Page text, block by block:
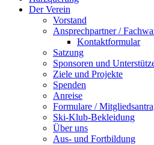
Der Verein
Vorstand
Ansprechpartner /
Kontaktformular
Satzung
Sponsoren und
Ziele und Projekte
Spenden
Anreise
Formulare /
Ski-Klub-Bekleidung
Über uns
Aus- und Fortbildung